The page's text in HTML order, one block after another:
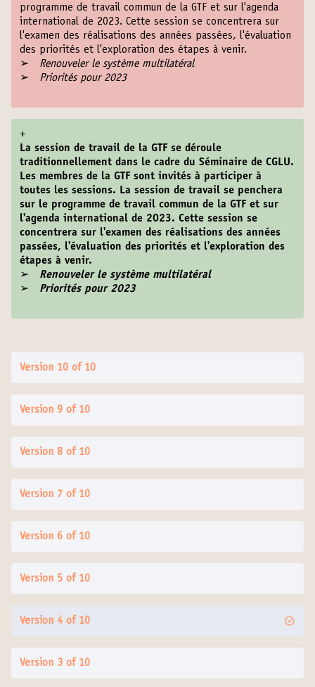
programme de travail commun de la GTF et sur l'agenda
international de 2023. Cette session se concentrera sur
l'examen des réalisations des années passées, l'évaluation
des priorités et l'exploration des étapes à venir.
➢ Renouveler le système multilatéral
➢ Priorités pour 2023
+
La session de travail de la GTF se déroule
traditionnellement dans le cadre du Séminaire de CGLU.
Les membres de la GTF sont invités à participer à
toutes les sessions. La session de travail se penchera
sur le programme de travail commun de la GTF et sur
l'agenda international de 2023. Cette session se
concentrera sur l'examen des réalisations des années
passées, l'évaluation des priorités et l'exploration des
étapes à venir.
➢ Renouveler le système multilatéral
➢ Priorités pour 2023
Version 10 of 10
Version 9 of 10
Version 8 of 10
Version 7 of 10
Version 6 of 10
Version 5 of 10
Version 4 of 10
Version 3 of 10